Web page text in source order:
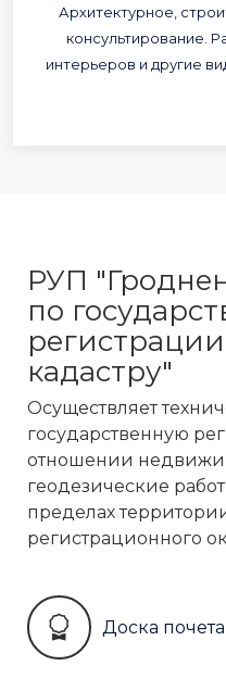
Архитектурное,
консультирование.
интерьеров и другие
РУП
по
кадастру"
Осуществляет
государственную
отношении
геодезические
пределах
регистрационного
Доска почета